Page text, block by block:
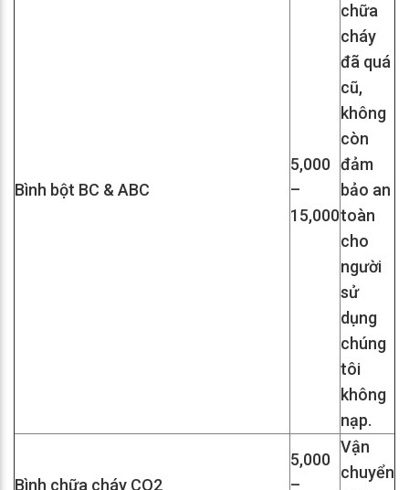
Bình bột BC & ABC
5,000
–
15,000
chữa
cháy
đã quá
cũ,
không
còn
đảm
bảo an
toàn
cho
người
sử
dụng
chúng
tôi
không
nạp.
Bình chữa cháy CO2
5,000
–
Vận
chuyển